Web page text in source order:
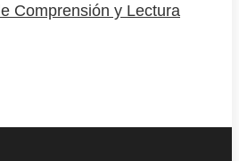
Comprensión y Lectura